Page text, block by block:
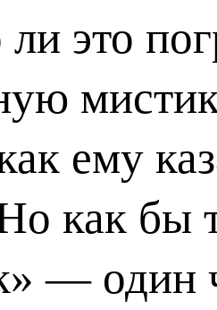
это
ему
как
— один